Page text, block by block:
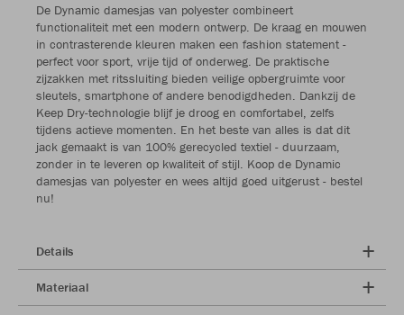
De Dynamic damesjas van polyester combineert
functionaliteit met een modern ontwerp. De kraag en mouwen
in contrasterende kleuren maken een fashion statement -
perfect voor sport, vrije tijd of onderweg. De praktische
zijzakken met ritssluiting bieden veilige opbergruimte voor
sleutels, smartphone of andere benodigdheden. Dankzij de
Keep Dry-technologie blijf je droog en comfortabel, zelfs
tijdens actieve momenten. En het beste van alles is dat dit
jack gemaakt is van 100% gerecycled textiel - duurzaam,
zonder in te leveren op kwaliteit of stijl. Koop de Dynamic
damesjas van polyester en wees altijd goed uitgerust - bestel
nu!
Details
Materiaal